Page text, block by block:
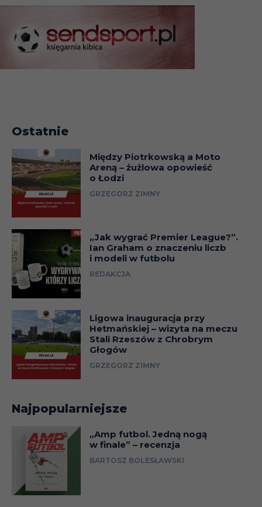
Ostatnie
Między Piotrkowską a Moto
Areną – żużlowa opowieść
o Łodzi
GRZEGORZ ZIMNY
„Jak wygrać Premier League?”.
Ian Graham o znaczeniu liczb
i modeli w futbolu
REDAKCJA
Ligowa inauguracja przy
Hetmańskiej – wizyta na meczu
Stali Rzeszów z Chrobrym
Głogów
GRZEGORZ ZIMNY
Najpopularniejsze
„Amp futbol. Jedną nogą
w finale” – recenzja
BARTOSZ BOLESŁAWSKI